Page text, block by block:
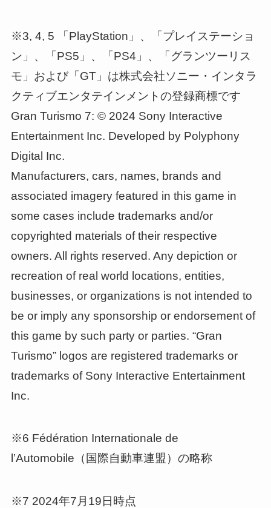
※3, 4, 5 「PlayStation」、「プレイステーショ
ン」、「PS5」、「PS4」、「グランツーリス
モ」および「GT」は株式会社ソニー・インタラ
クティブエンタテインメントの登録商標です
Gran Turismo 7: © 2024 Sony Interactive
Entertainment Inc. Developed by Polyphony
Digital Inc.
Manufacturers, cars, names, brands and
associated imagery featured in this game in
some cases include trademarks and/or
copyrighted materials of their respective
owners. All rights reserved. Any depiction or
recreation of real world locations, entities,
businesses, or organizations is not intended to
be or imply any sponsorship or endorsement of
this game by such party or parties. “Gran
Turismo” logos are registered trademarks or
trademarks of Sony Interactive Entertainment
Inc.
※6 Fédération Internationale de
l’Automobile（国際自動車連盟）の略称
※7 2024年7月19日時点